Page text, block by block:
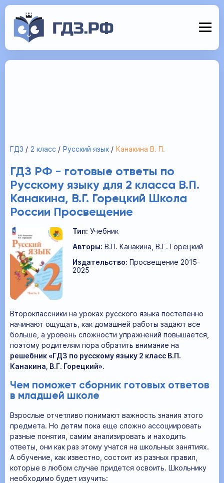
ГДЗ 2 класс Русский язык Канакина В. П.
ГДЗ РФ - готовые ответы по
Русскому языку для 2 класса В.П.
Канакина, В.Г. Горецкий Школа
России Просвещение
Тип: Учебник
Авторы: В.П. Канакина, В.Г. Горецкий
Издательство: Просвещение 2015-
2025
Второклассники на уроках русского языка постепенно
начинают ощущать, как домашней работы задают все
больше, а уровень сложности упражнений повышается,
поэтому родителям пора обратить внимание на
решебник «ГДЗ по русскому языку 2 класс В.П.
Канакина, В.Г. Горецкий».
Чем поможет сборник готовых ответов
в младшей школе
Взрослые отчетливо понимают важность знания этого
предмета. Но детям пока еще сложно ассоциировать
разные понятия, самим анализировать и находить
ответы, они как раз этому учатся на школьных занятиях.
А обучение, как известно, состоит из разных правил,
которые в любом случае придется освоить. Школьнику
необходимо будет изучить: